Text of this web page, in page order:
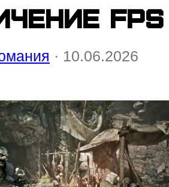
FPS
· 10.06.2026